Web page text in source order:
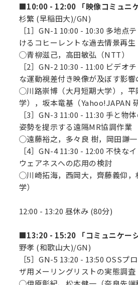
■10:00 - 12:00 「映像コミュニケ
杉繁 (早稲田大)/GN)
［1］GN-1 10:00 - 10:30 多地点
けるコヒーレントな過去情景再生
◯青柳滋己，高田敏弘（NTT）
［2］GN-2 10:30 - 11:00 ビデオ
な運動視差付き映像が及ぼす影響
◯川路崇博（大月短期大学），平
学），坂本竜基（Yahoo!JAPAN
［3］GN-3 11:00 - 11:30 手と物
姿勢を提示する遠隔MR協調作業
◯遠藤裕之，多々良 樹，岡田謙一
［4］GN-4 11:30 - 12:00 不快な
ウェアネスへの応用の検討
◯川崎拓海，西岡大，齊藤義仰，
学）
12:00 - 13:20 昼休み (80分)
■13:20 - 15:20 「コミュニケーシ
野孝 (和歌山大)/GN)
［5］GN-5 13:20 - 13:50 OSSプ
ザ用メーリングリストの実態調査